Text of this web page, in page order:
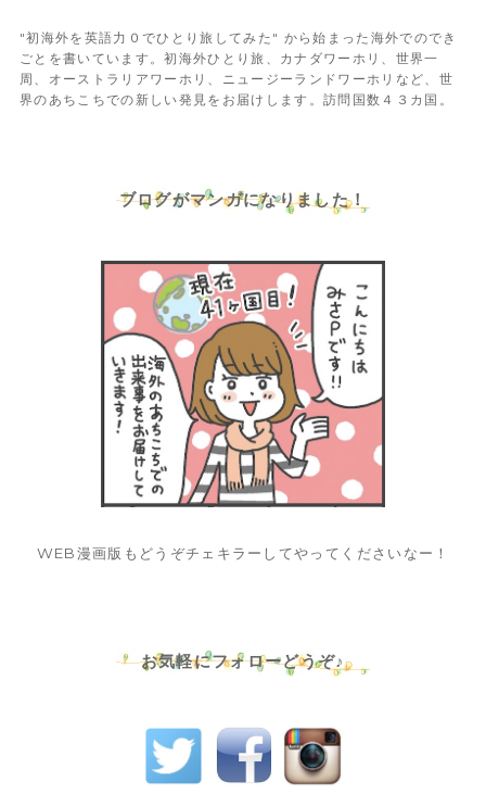
"初海外を英語力０でひとり旅してみた" から始まった海外でのでき
ごとを書いています。初海外ひとり旅、カナダワーホリ、世界一
周、オーストラリアワーホリ、ニュージーランドワーホリなど、世
界のあちこちでの新しい発見をお届けします。訪問国数４３カ国。
ブログがマンガになりました！
WEB漫画版もどうぞチェキラーしてやってくださいなー！
お気軽にフォローどうぞ♪